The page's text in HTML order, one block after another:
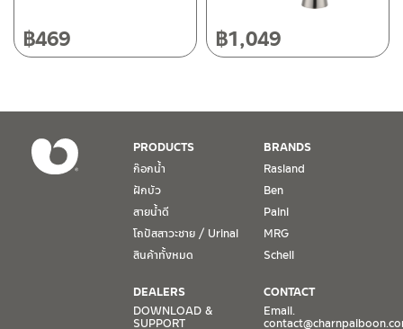
วันจันทร์ – วันศุกร์ เวลา 8:30-17:30 น.
วันเสาร์ เวลา 8:30-15:00 น.
1. การรับประกัน จะต้องมีหลักฐานการซื้อ หรือ ใบเสร็จ โดยทางบริษัทฯ
ขอตรวจสอบโดยนับวันซื้อขายเป็นสำคัญ ทางบริษัทฯ ไม่สามารถให้
เงื่อนไขการรับประกันสินค้าได้ หากไม่มีเอกสารดังกล่าว
2. การรับประกันสินค้า จะรับประกันฉพาะสินค้าที่อยู่ในสภาพการใช้งาน
ปกติ หากมีตำหนิ ชำรุด ร้าว ตกพื้น หรือสภาพภายนอกอยู่ในสภาพที่ใช้
3. การรับประกันสินค้า จะรับประกันเฉพาะชิ้นส่วนที่แจ้ง เช่น ก๊อกน้ำ จะ
฿469 ฿1,049
PRODUCTS
ก๊อกน้ำ
ฝักบัว
สายน้ำดี
โถปัสสาวะชาย / Urinal
สินค้าทั้งหมด
BRANDS
Rasland
Ben
Paini
MRG
Schell
DEALERS
DOWNLOAD &
SUPPORT
CONTACT
Email.